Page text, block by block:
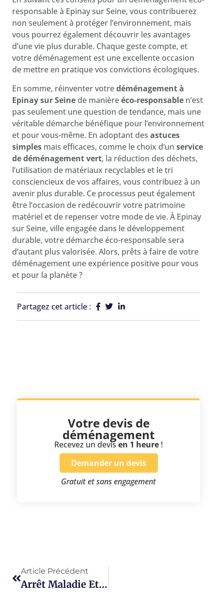
responsable à Epinay sur Seine, vous contribuerez
non seulement à protéger l’environnement, mais
vous pourrez également découvrir les avantages
d’une vie plus durable. Chaque geste compte, et
votre déménagement est une excellente occasion
de mettre en pratique vos convictions écologiques.
En somme, réinventer votredéménagement à
Epinay sur Seinede manièreéco-responsable n’est
pas seulement une question de tendance, mais une
véritable démarche bénéfique pour l’environnement
et pour vous-même. En adoptant des astuces
simples mais efficaces, comme le choix d’un service
de déménagement vert, la réduction des déchets,
l’utilisation de matériaux recyclables et le tri
consciencieux de vos affaires, vous contribuez à un
avenir plus durable. Ce processus peut également
être l’occasion de redécouvrir votre patrimoine
matériel et de repenser votre mode de vie. À Epinay
sur Seine, ville engagée dans le développement
durable, votre démarche éco-responsable sera
d’autant plus valorisée. Alors, prêts à faire de votre
déménagement une expérience positive pour vous
et pour la planète ?
Partagez cet article :
Votre devis de
déménagement
Recevez un devisen 1 heure !
Demander un devis
Gratuit et sans engagement
Article Précédent
Arrêt Maladie Et Déménagement À Épinay-Sur-Seine : Mode D’emploi Pour Un Changement De Département Sans Stress